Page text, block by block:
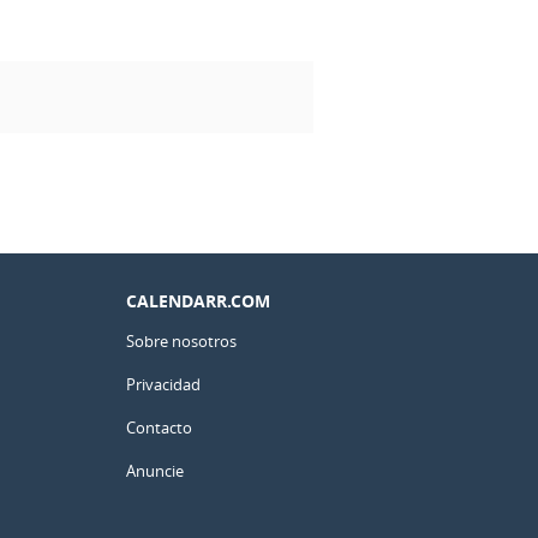
CALENDARR.COM
Sobre nosotros
Privacidad
Contacto
Anuncie